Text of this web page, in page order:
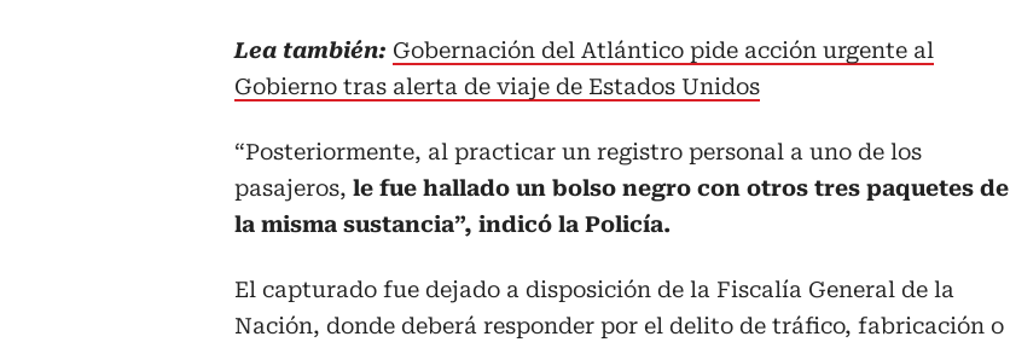
Lea también: Gobernación del Atlántico pide acción urgente al
Gobierno tras alerta de viaje de Estados Unidos
“Posteriormente, al practicar un registro personal a uno de los
pasajeros, le fue hallado un bolso negro con otros tres paquetes de
la misma sustancia”, indicó la Policía.
El capturado fue dejado a disposición de la Fiscalía General de la
Nación, donde deberá responder por el delito de tráfico, fabricación o